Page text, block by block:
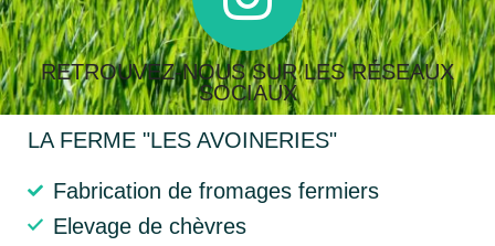
RETROUVEZ-NOUS SUR LES RÉSEAUX
SOCIAUX
LA FERME "LES AVOINERIES"
Fabrication de fromages fermiers
Elevage de chèvres